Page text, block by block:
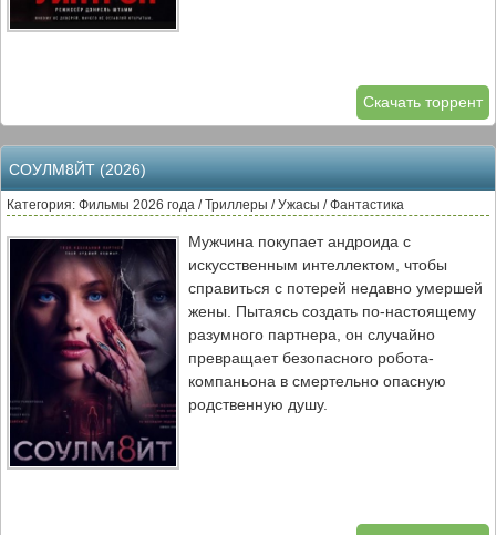
Скачать торрент
СОУЛМ8ЙТ (2026)
Категория: Фильмы 2026 года / Триллеры / Ужасы / Фантастика
Мужчина покупает андроида с
искусственным интеллектом, чтобы
справиться с потерей недавно умершей
жены. Пытаясь создать по-настоящему
разумного партнера, он случайно
превращает безопасного робота-
компаньона в смертельно опасную
родственную душу.